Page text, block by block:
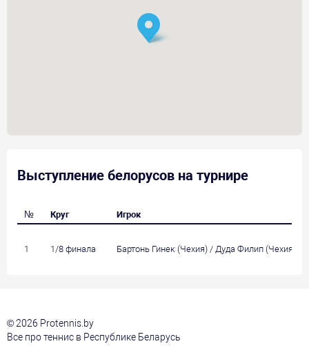
Выступление белорусов на турнире
№ Круг Игрок
1 1/8 финала Бартонь Гинек (Чехия) / Дуда Филип (Чехия)
© 2026 Protennis.by
Все про теннис в Республике Беларусь